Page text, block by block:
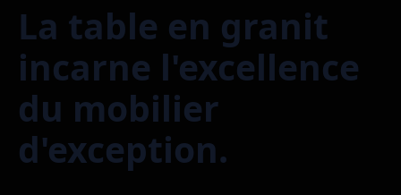
La table en granit
incarne l'excellence
du mobilier
d'exception.